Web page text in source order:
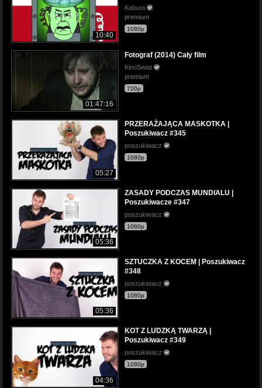
10:40
Kabura
premium
1080p
01:47:16
Fotograf (2014) Cały film
KinoSwiat
premium
720p
05:27
PRZERAŻAJĄCA MASKOTKA |
Poszukiwacz #345
poszukiwacz
1080p
05:36
ZASADY PODCZAS MUNDIALU |
Poszukiwacze #347
poszukiwacz
1080p
05:36
SZTUCZKA Z KOCEM | Poszukiwacz
#348
poszukiwacz
1080p
04:36
KOT Z LUDZKĄ TWARZĄ |
Poszukiwacz #349
poszukiwacz
1080p